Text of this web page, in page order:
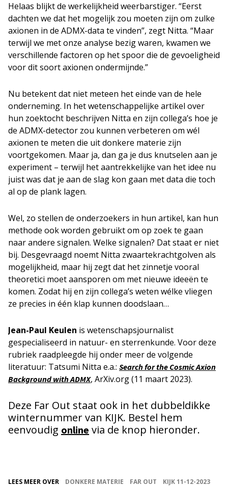
Helaas blijkt de werkelijkheid weerbarstiger. “Eerst
dachten we dat het mogelijk zou moeten zijn om zulke
axionen in de ADMX-data te vinden”, zegt Nitta. “Maar
terwijl we met onze analyse bezig waren, kwamen we
verschillende factoren op het spoor die de gevoeligheid
voor dit soort axionen ondermijnde.”
Nu betekent dat niet meteen het einde van de hele
onderneming. In het wetenschappelijke artikel over
hun zoektocht beschrijven Nitta en zijn collega’s hoe je
de ADMX-detector zou kunnen verbeteren om wél
axionen te meten die uit donkere materie zijn
voortgekomen. Maar ja, dan ga je dus knutselen aan je
experiment – terwijl het aantrekkelijke van het idee nu
juist was dat je aan de slag kon gaan met data die toch
al op de plank lagen.
Wel, zo stellen de onderzoekers in hun artikel, kan hun
methode ook worden gebruikt om op zoek te gaan
naar andere signalen. Welke signalen? Dat staat er niet
bij. Desgevraagd noemt Nitta zwaartekrachtgolven als
mogelijkheid, maar hij zegt dat het zinnetje vooral
theoretici moet aansporen om met nieuwe ideeën te
komen. Zodat hij en zijn collega’s weten wélke vliegen
ze precies in één klap kunnen doodslaan…
Jean-Paul Keulen is wetenschapsjournalist
gespecialiseerd in natuur- en sterrenkunde. Voor deze
rubriek raadpleegde hij onder meer de volgende
literatuur: Tatsumi Nitta e.a.: Search for the Cosmic Axion
Background with ADMX, ArXiv.org (11 maart 2023).
Deze Far Out staat ook in het dubbeldikke
winternummer van KIJK. Bestel hem
eenvoudig online via de knop hieronder.
LEES MEER OVER DONKERE MATERIE FAR OUT KIJK 11-12-2023